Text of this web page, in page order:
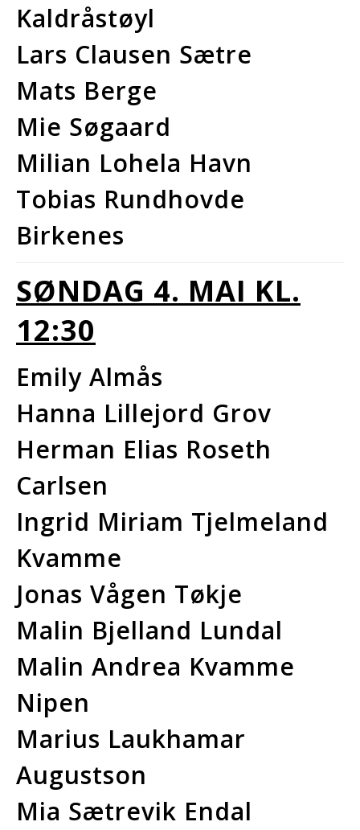
Kaldråstøyl
Lars Clausen Sætre
Mats Berge
Mie Søgaard
Milian Lohela Havn
Tobias Rundhovde
Birkenes
SØNDAG 4. MAI KL.
12:30
Emily Almås
Hanna Lillejord Grov
Herman Elias Roseth
Carlsen
Ingrid Miriam Tjelmeland
Kvamme
Jonas Vågen Tøkje
Malin Bjelland Lundal
Malin Andrea Kvamme
Nipen
Marius Laukhamar
Augustson
Mia Sætrevik Endal